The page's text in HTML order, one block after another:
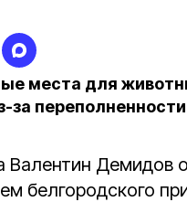
места для
за переполненности
Валентин Демидов
белгородского